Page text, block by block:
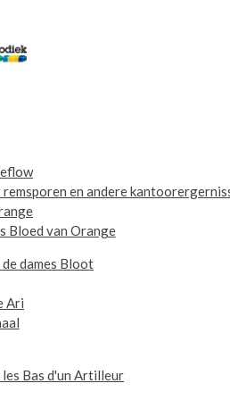
remsporen en andere
Bloed van Orange
dames Bloot
Ari
les Bas d'un Artilleur